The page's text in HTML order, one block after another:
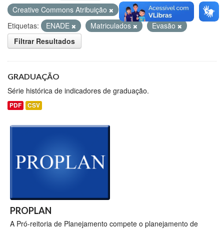
Creative Commons Atribuição
Formatos:
PDF
Etiquetas:
ENADE Matriculados
Evasão
Filtrar Resultados
GRADUAÇÃO
Série histórica de indicadores de graduação.
PDF CSV
PROPLAN
A Pró-reitoria de Planejamento compete o planejamento de